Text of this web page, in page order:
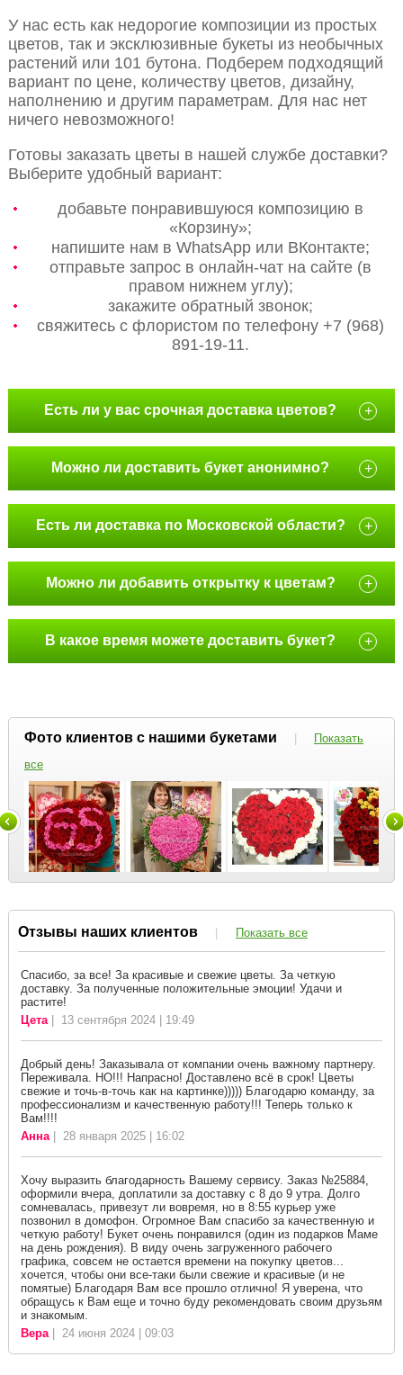
У нас есть как недорогие композиции из простых
цветов, так и эксклюзивные букеты из необычных
растений или 101 бутона. Подберем подходящий
вариант по цене, количеству цветов, дизайну,
наполнению и другим параметрам. Для нас нет
ничего невозможного!
Готовы заказать цветы в нашей службе доставки?
Выберите удобный вариант:
добавьте понравившуюся композицию в
«Корзину»;
напишите нам в WhatsApp или ВКонтакте;
отправьте запрос в онлайн-чат на сайте (в
правом нижнем углу);
закажите обратный звонок;
свяжитесь с флористом по телефону +7 (968)
891-19-11.
Есть ли у вас срочная доставка цветов? +
Можно ли доставить букет анонимно? +
Есть ли доставка по Московской области? +
Можно ли добавить открытку к цветам? +
В какое время можете доставить букет? +
Фото клиентов с нашими букетами |
Показать
все
Отзывы наших клиентов | Показать все
Спасибо, за все! За красивые и свежие цветы. За четкую
доставку. За полученные положительные эмоции! Удачи и
растите!
Цета| 13 сентября 2024 | 19:49
Добрый день! Заказывала от компании очень важному партнеру.
Переживала. НО!!! Напрасно! Доставлено всё в срок! Цветы
свежие и точь-в-точь как на картинке))))) Благодарю команду, за
профессионализм и качественную работу!!! Теперь только к
Вам!!!!
Анна| 28 января 2025 | 16:02
Хочу выразить благодарность Вашему сервису. Заказ №25884,
оформили вчера, доплатили за доставку с 8 до 9 утра. Долго
сомневалась, привезут ли вовремя, но в 8:55 курьер уже
позвонил в домофон. Огромное Вам спасибо за качественную и
четкую работу! Букет очень понравился (один из подарков Маме
на день рождения). В виду очень загруженного рабочего
графика, совсем не остается времени на покупку цветов...
хочется, чтобы они все-таки были свежие и красивые (и не
помятые) Благодаря Вам все прошло отлично! Я уверена, что
обращусь к Вам еще и точно буду рекомендовать своим друзьям
и знакомым.
Вера| 24 июня 2024 | 09:03